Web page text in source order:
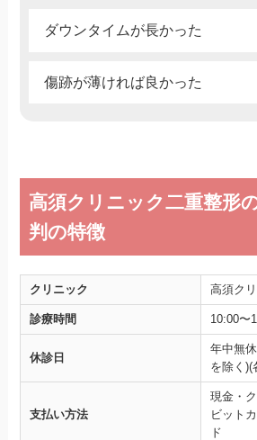
ども困らなくなりました！
ったこと。よく数週間程度とか
す。
ダウンタイムが長かった
たり、ダウンタイム中は痛みや
傷跡が薄ければ良かった
まーたん｜30代前半｜女性
高須クリニック二重整形
判の特徴
クリニック 高須ク
診療時間 10:00〜
休診日
年中無
を除く)(
支払い方法
現金・
ビット
ド